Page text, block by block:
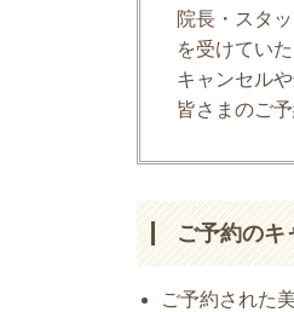
院長・スタ
を受けてい
キャンセル
皆さまのご
ご予約のキ
ご予約された